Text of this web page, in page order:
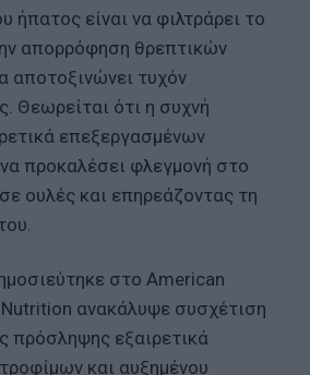
ήπατος είναι να φιλτράρει το
απορρόφηση θρεπτικών
αποτοξινώνει τυχόν
Θεωρείται ότι η συχνή
επεξεργασμένων
προκαλέσει φλεγμονή στο
ουλές και επηρεάζοντας τη
στο American
ανακάλυψε συσχέτιση
πρόσληψης εξαιρετικά
και αυξημένου